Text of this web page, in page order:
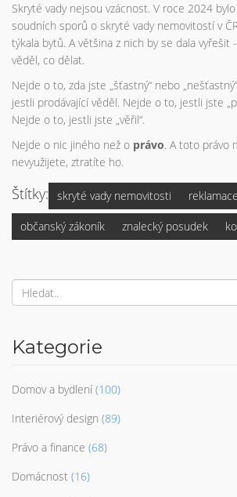
Skryté vady nejsou vzácnost. V roce 2024
soudních sporů o skryté vady nemovitostí v
týkala bytů. A většina z nich by se dala vyřešit
věděl, co dělat.
Nejde o to, zda jste „šťastný“ nebo
jestli prodávající věděl. Nejde o to, jestli jste
Nejde o to, jestli jste „věřil“.
Nejde o nic jiného než o právo. A toto právo
nevyužijete, ztratíte ho.
Štítky: skryté vady nemovitosti
občanský zákoník znalecký posudek
Kategorie
Domov a bydlení (100)
Interiérový design (89)
Právo a finance (68)
Domácnost (16)